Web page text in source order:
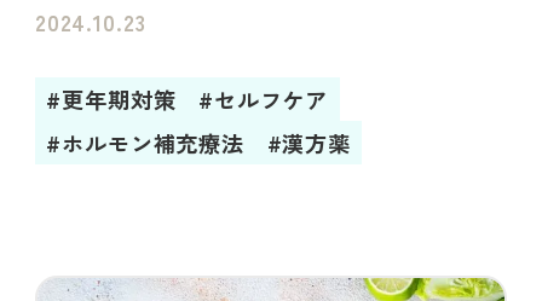
2024.10.23
#更年期対策
#セルフケア
#ホルモン補充療法
#漢方薬